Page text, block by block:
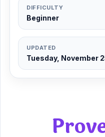
DIFFICULTY
Beginner
UPDATED
Tuesday, November